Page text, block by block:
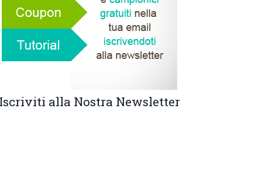
Iscriviti alla Nostra Newsletter